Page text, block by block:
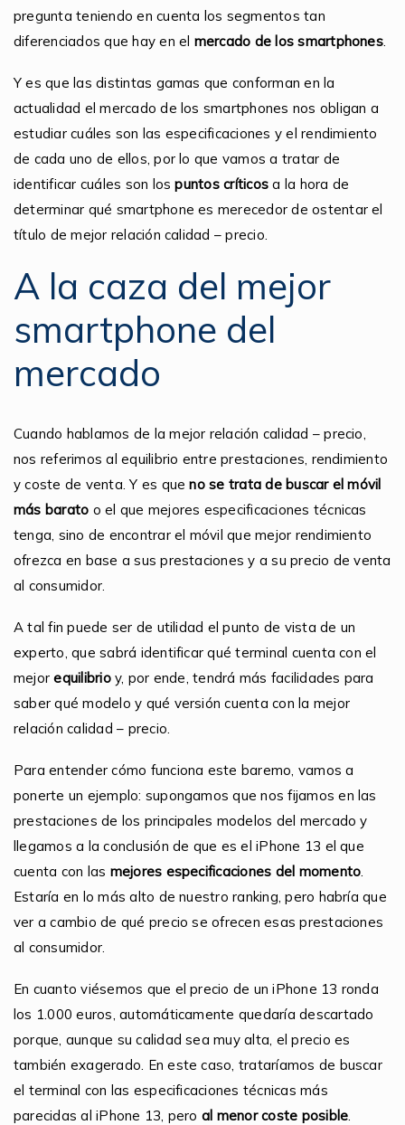
pregunta teniendo en cuenta los segmentos tan
diferenciados que hay en el mercado de los smartphones.
Y es que las distintas gamas que conforman en la
actualidad el mercado de los smartphones nos obligan a
estudiar cuáles son las especificaciones y el rendimiento
de cada uno de ellos, por lo que vamos a tratar de
identificar cuáles son lospuntos críticos a la hora de
determinar qué smartphone es merecedor de ostentar el
título de mejor relación calidad – precio.
A la caza del mejor
smartphone del
mercado
Cuando hablamos de la mejor relación calidad – precio,
nos referimos al equilibrio entre prestaciones, rendimiento
y coste de venta. Y es queno se trata de buscar el móvil
más barato o el que mejores especificaciones técnicas
tenga, sino de encontrar el móvil que mejor rendimiento
ofrezca en base a sus prestaciones y a su precio de venta
al consumidor.
A tal fin puede ser de utilidad el punto de vista de un
experto, que sabrá identificar qué terminal cuenta con el
mejor equilibrioy, por ende, tendrá más facilidades para
saber qué modelo y qué versión cuenta con la mejor
relación calidad – precio.
Para entender cómo funciona este baremo, vamos a
ponerte un ejemplo: supongamos que nos fijamos en las
prestaciones de los principales modelos del mercado y
llegamos a la conclusión de que es el iPhone 13 el que
cuenta con las mejores especificaciones del momento
Estaría en lo más alto de nuestro ranking, pero habría que
ver a cambio de qué precio se ofrecen esas prestaciones
al consumidor.
En cuanto viésemos que el precio de un iPhone 13 ronda
los 1.000 euros, automáticamente quedaría descartado
porque, aunque su calidad sea muy alta, el precio es
también exagerado. En este caso, trataríamos de buscar
el terminal con las especificaciones técnicas más
parecidas al iPhone 13, pero al menor coste posible